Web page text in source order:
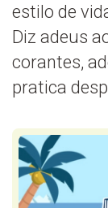
estilo de
Diz adeus
corantes,
pratica